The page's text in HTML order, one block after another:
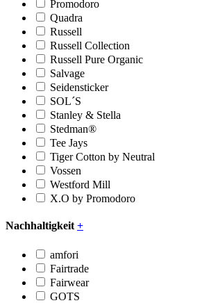
Promodoro
Quadra
Russell
Russell Collection
Russell Pure Organic
Salvage
Seidensticker
SOL´S
Stanley & Stella
Stedman®
Tee Jays
Tiger Cotton by Neutral
Vossen
Westford Mill
X.O by Promodoro
Nachhaltigkeit+
amfori
Fairtrade
Fairwear
GOTS